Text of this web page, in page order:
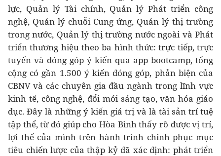
lực, Quản lý Tài chính, Quản lý Phát triển công
nghệ, Quản lý chuỗi Cung ứng, Quản lý thị trường
trong nước, Quản lý thị trường nước ngoài và Phát
triển thương hiệu theo ba hình thức: trực tiếp, trực
tuyến và đóng góp ý kiến qua app bootcamp, tổng
cộng có gần 1.500 ý kiến đóng góp, phản biện của
CBNV và các chuyên gia đầu ngành trong lĩnh vực
kinh tế, công nghệ, đổi mới sáng tạo, văn hóa giáo
dục. Đây là những ý kiến giá trị và là tài sản trí tuệ
tập thể, từ đó giúp cho Hòa Bình thấy rõ được vị trí,
lợi thế của mình trên hành trình chinh phục mục
tiêu chiến lược của thập kỷ đã xác định: phát triển